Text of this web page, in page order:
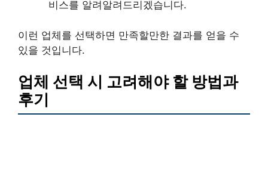
비스를 알려알려드리겠습니다.
이런 업체를 선택하면 만족할만한 결과를 얻을 수
있을 것입니다.
업체 선택 시 고려해야 할 방법과
후기